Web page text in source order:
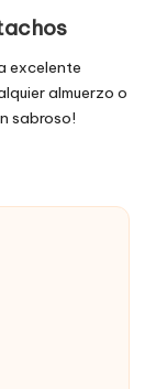
excelente
almuerzo o
sabroso!